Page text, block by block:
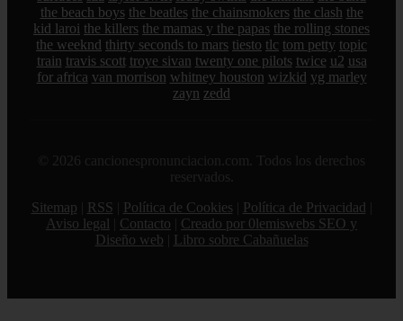
the beach boys the beatles the chainsmokers the clash the
kid laroi the killers the mamas y the papas the rolling stones
the weeknd thirty seconds to mars tiesto tlc tom petty topic
train travis scott troye sivan twenty one pilots twice u2 usa
for africa van morrison whitney houston wizkid yg marley
zayn zedd
© 2026 cancionespronunciacion.com. Todos los derechos
reservados.
Sitemap
RSS Política de Cookies Política de Privacidad
Aviso legal
Contacto
Creado por 0lemiswebs SEO y
Diseño web
Libro sobre Cabañuelas